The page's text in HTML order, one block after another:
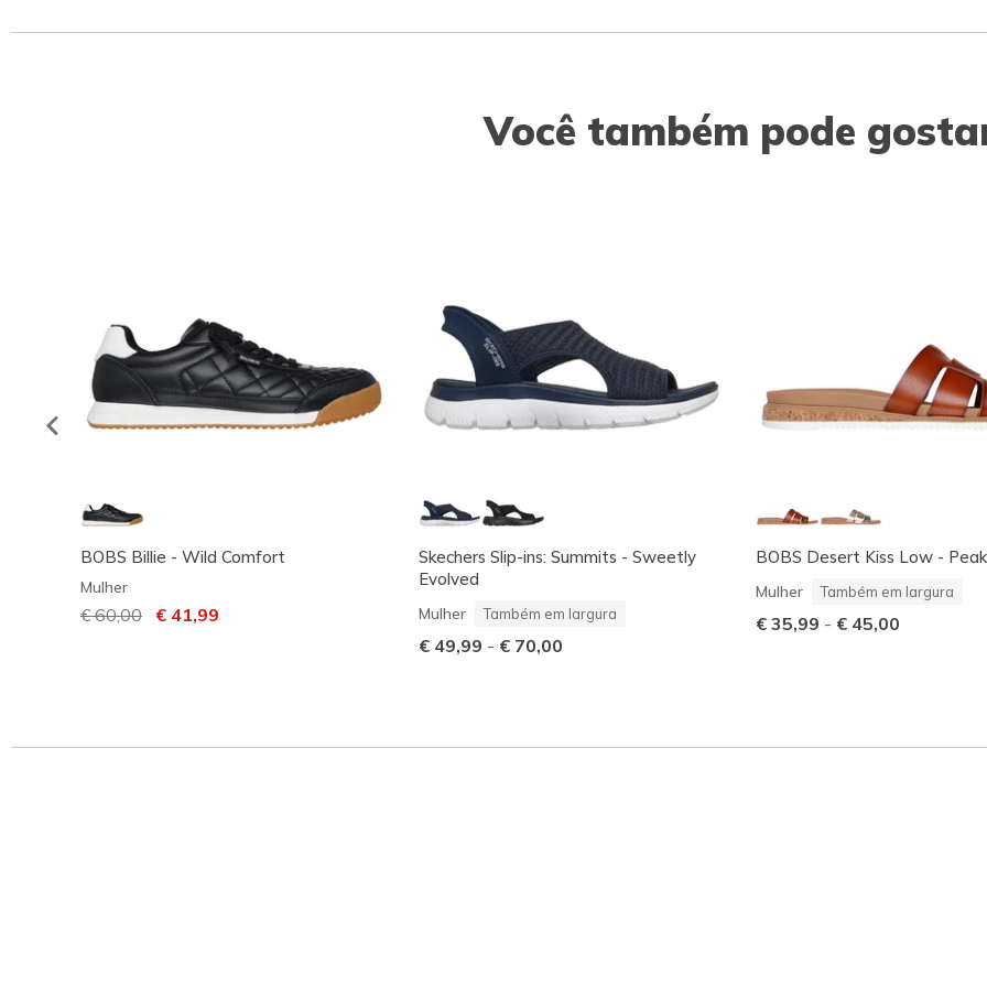
Você também pode
BOBS Billie - Wild Comfort
Mulher
Preço com desconto de
€ 60,00 para
€ 41,99
Skechers Slip-ins: Summits - Sweetly
Evolved
Mulher Também em largura
€ 49,99 - € 70,00
BOBS Desert Kiss Low -
Mulher Também em largura
€ 35,99 - € 45,00